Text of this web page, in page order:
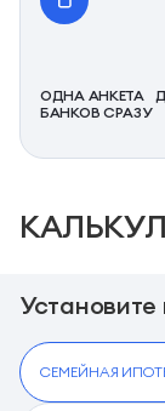
ОДНА АНКЕТА
БАНКОВ СРАЗУ
СЕМЕЙНАЯ